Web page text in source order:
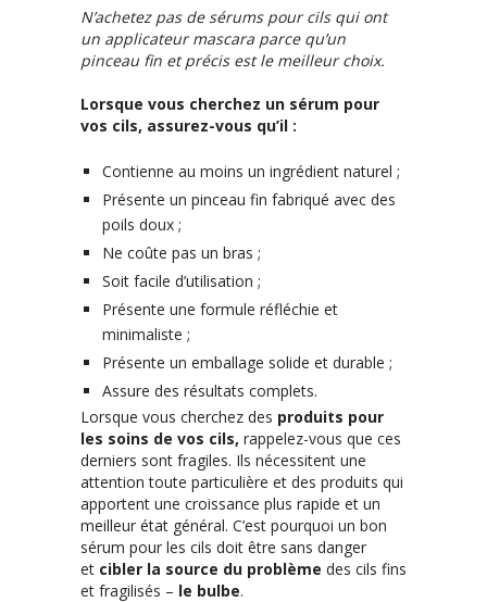
N’achetez pas de sérums pour cils qui ont
un applicateur mascara parce qu’un
pinceau fin et précis est le meilleur choix.
Lorsque vous cherchez un sérum pour
vos cils, assurez-vous qu’il :
Contienne au moins un ingrédient naturel ;
Présente un pinceau fin fabriqué avec des
poils doux ;
Ne coûte pas un bras ;
Soit facile d’utilisation ;
Présente une formule réfléchie et
minimaliste ;
Présente un emballage solide et durable ;
Assure des résultats complets.
Lorsque vous cherchez des produits pour
les soins de vos cils, rappelez-vous que ces
derniers sont fragiles. Ils nécessitent une
attention toute particulière et des produits qui
apportent une croissance plus rapide et un
meilleur état général. C’est pourquoi un bon
sérum pour les cils doit être sans danger
et cibler la source du problème des cils fins
et fragilisés – le bulbe.